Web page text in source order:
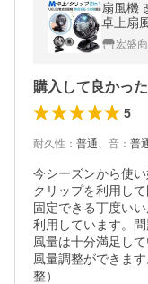
扇風機
卓上扇
量3段
乾電池
宏盛
購入して良かった
5
耐久性 ： 普通、 音 ： 普
今シーズンから使い
クリップを利用し
固定できる丁度い
利用しています。問
風量は十分満足し
風量調整ができま
整）